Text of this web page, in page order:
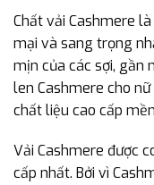
Chất vải Cashmere
mại và sang trọng
mịn của các sợi, gần
len Cashmere cho
chất liệu cao cấp
Vải Cashmere được
cấp nhất. Bởi vì